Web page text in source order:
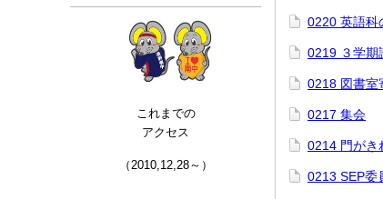
これまでの
アクセス
（2010,12,28～）
0220 英語科
0219 ３学期
0218 図書室
0217 集会
0214 門がき
0213 SEP委